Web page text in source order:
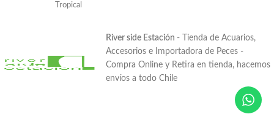
Tropical
River side Estación - Tienda de Acuarios,
Accesorios e Importadora de Peces -
Compra Online y Retira en tienda, hacemos
envíos a todo Chile